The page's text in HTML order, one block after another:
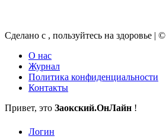
Сделано с , пользуйтесь на здоровье | ©
О нас
Журнал
Политика конфиденциальности
Контакты
Привет, это Заокский.ОнЛайн !
Логин